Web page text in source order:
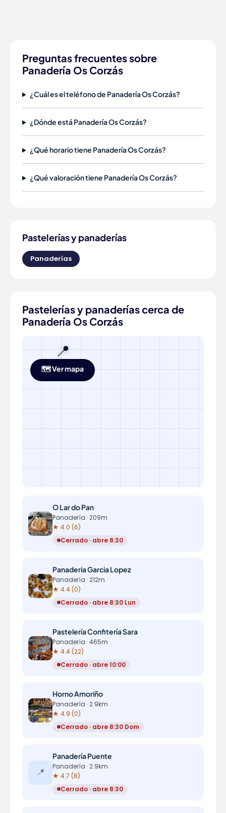
Preguntas frecuentes sobre
Panadería Os Corzás
¿Cuál es el teléfono de Panadería Os Corzás?
¿Dónde está Panadería Os Corzás?
¿Qué horario tiene Panadería Os Corzás?
¿Qué valoración tiene Panadería Os Corzás?
Pastelerías y panaderías
Panaderías
Pastelerías y panaderías cerca de
Panadería Os Corzás
📍
🗺️ Ver mapa
O Lar do Pan
Panadería · 209m
★ 4.0 (6)
Cerrado · abre 8:30
Panaderia Garcia Lopez
Panadería · 212m
★ 4.4 (0)
Cerrado · abre 8:30 Lun
Pastelería Confitería Sara
Panadería · 465m
★ 4.4 (22)
Cerrado · abre 10:00
Horno Amoriño
Panadería · 2.9km
★ 4.9 (0)
Cerrado · abre 8:30 Dom
📍
Panadería Puente
Panadería · 2.9km
★ 4.7 (8)
Cerrado · abre 8:30